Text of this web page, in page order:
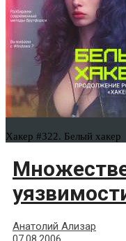
Хакер #322. Белый хакер
Анатолий Ализар